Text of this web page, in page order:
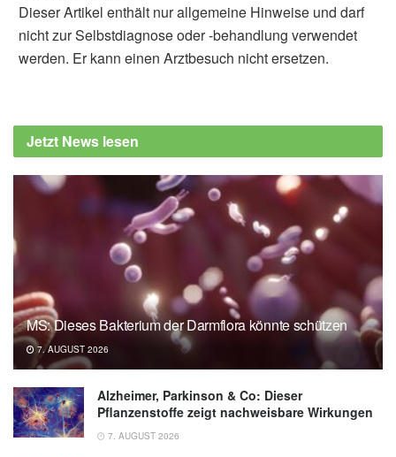
Dieser Artikel enthält nur allgemeine Hinweise und darf
nicht zur Selbstdiagnose oder -behandlung verwendet
werden. Er kann einen Arztbesuch nicht ersetzen.
Jetzt News lesen
MS: Dieses Bakterium der Darmflora könnte schützen
7. AUGUST 2026
Alzheimer, Parkinson & Co: Dieser
Pflanzenstoffe zeigt nachweisbare Wirkungen
7. AUGUST 2026